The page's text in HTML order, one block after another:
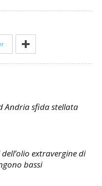
Andria sfida stellata
extravergine di
bassi